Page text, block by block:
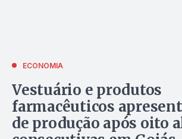
ECONOMIA
Vestuário e produtos
farmacêuticos
de produção após oito